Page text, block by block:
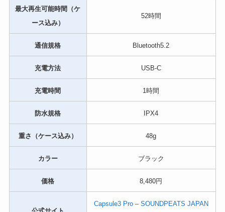
最大再生可能時間（ケ
ース込み）
52時間
通信規格 Bluetooth5.2
充電方法 USB-C
充電時間 1時間
防水規格 IPX4
重さ（ケース込み） 48g
カラー ブラック
価格 8,480円
Capsule3 Pro – SOUNDPEATS JAPAN